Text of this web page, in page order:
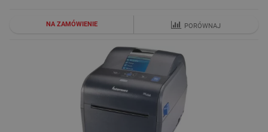
NA ZAMÓWIENIE PORÓWNAJ